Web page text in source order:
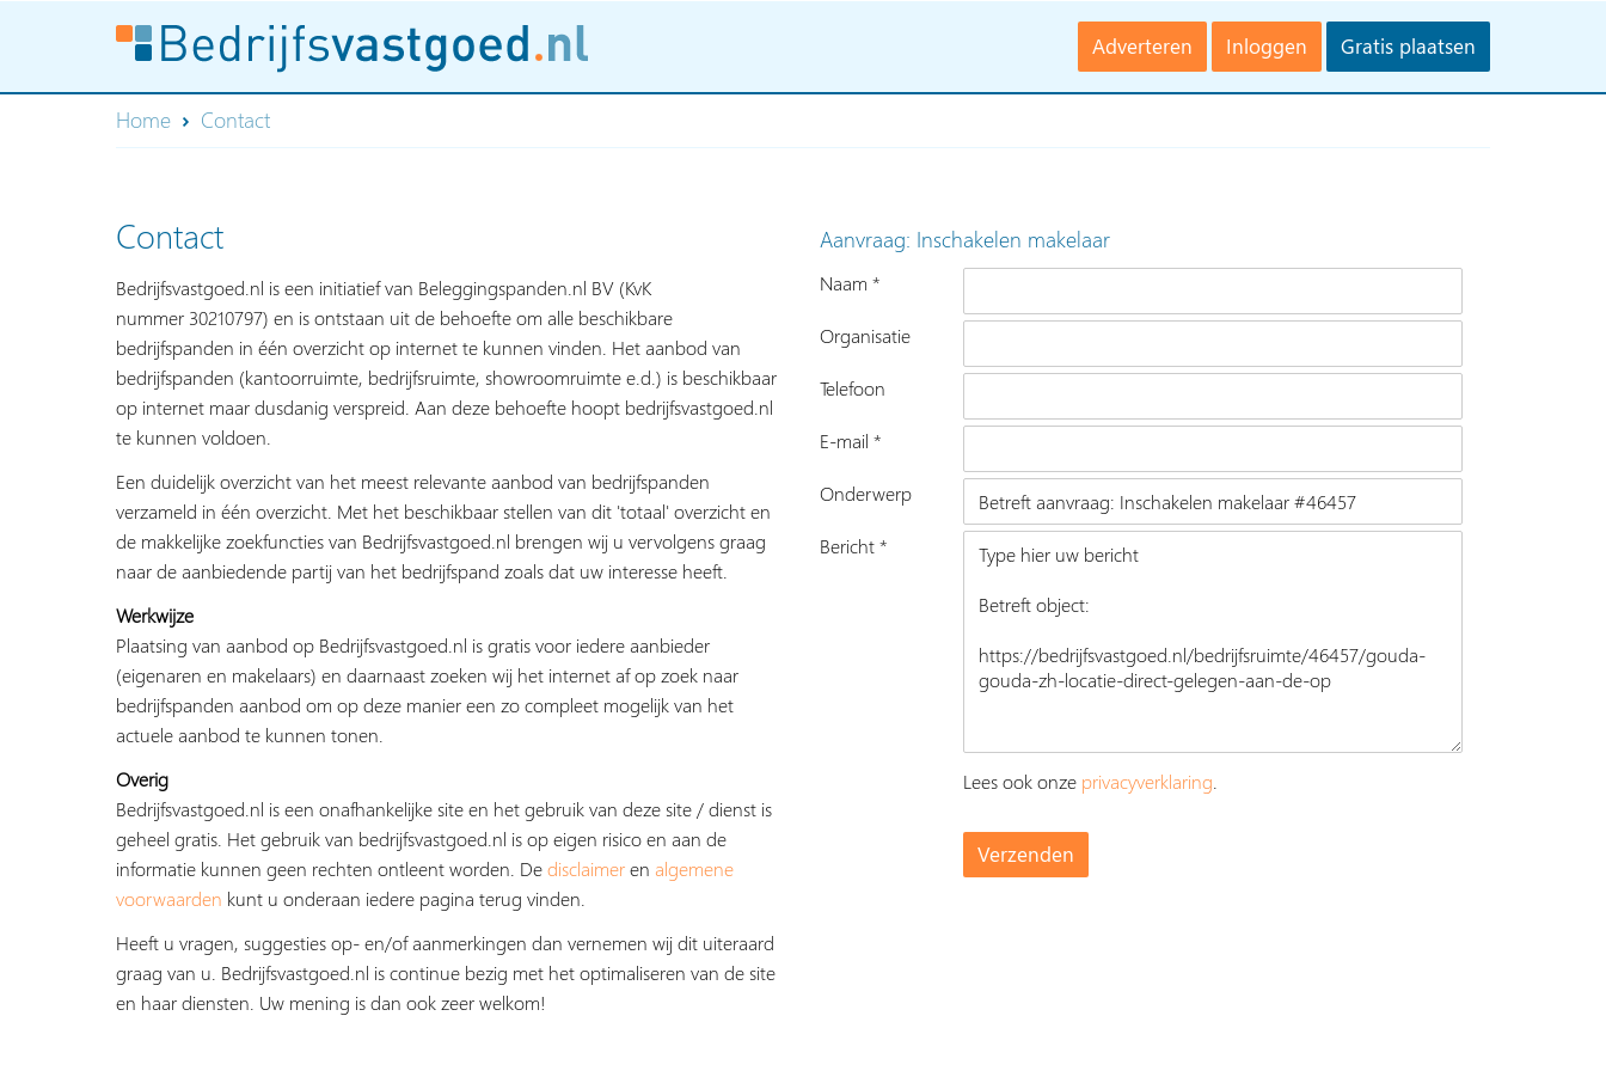
Adverteren Inloggen Gratis plaatsen
Home Contact
Contact
Bedrijfsvastgoed.nl is een initiatief van Beleggingspanden.nl BV (KvK
nummer 30210797) en is ontstaan uit de behoefte om alle beschikbare
bedrijfspanden in één overzicht op internet te kunnen vinden. Het aanbod van
bedrijfspanden (kantoorruimte, bedrijfsruimte, showroomruimte e.d.) is beschikbaar
op internet maar dusdanig verspreid. Aan deze behoefte hoopt bedrijfsvastgoed.nl
te kunnen voldoen.
Een duidelijk overzicht van het meest relevante aanbod van bedrijfspanden
verzameld in één overzicht. Met het beschikbaar stellen van dit 'totaal' overzicht en
de makkelijke zoekfuncties van Bedrijfsvastgoed.nl brengen wij u vervolgens graag
naar de aanbiedende partij van het bedrijfspand zoals dat uw interesse heeft.
Werkwijze
Plaatsing van aanbod op Bedrijfsvastgoed.nl is gratis voor iedere aanbieder
(eigenaren en makelaars) en daarnaast zoeken wij het internet af op zoek naar
bedrijfspanden aanbod om op deze manier een zo compleet mogelijk van het
actuele aanbod te kunnen tonen.
Overig
Bedrijfsvastgoed.nl is een onafhankelijke site en het gebruik van deze site / dienst is
geheel gratis. Het gebruik van bedrijfsvastgoed.nl is op eigen risico en aan de
informatie kunnen geen rechten ontleent worden. Dedisclaimeren algemene
voorwaarden kunt u onderaan iedere pagina terug vinden.
Heeft u vragen, suggesties op- en/of aanmerkingen dan vernemen wij dit uiteraard
graag van u. Bedrijfsvastgoed.nl is continue bezig met het optimaliseren van de site
en haar diensten. Uw mening is dan ook zeer welkom!
Aanvraag: Inschakelen makelaar
Naam *
Organisatie
Telefoon
E-mail *
Onderwerp
Bericht *
Lees ook onze privacyverklaring